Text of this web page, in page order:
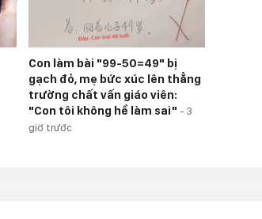
Con làm bài "99-50=49" bị
gạch đỏ, mẹ bức xúc lên thẳng
trường chất vấn giáo viên:
"Con tôi không hề làm sai" - 3
giờ trước